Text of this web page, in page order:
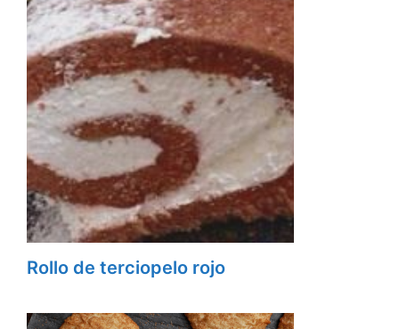
Rollo de terciopelo rojo